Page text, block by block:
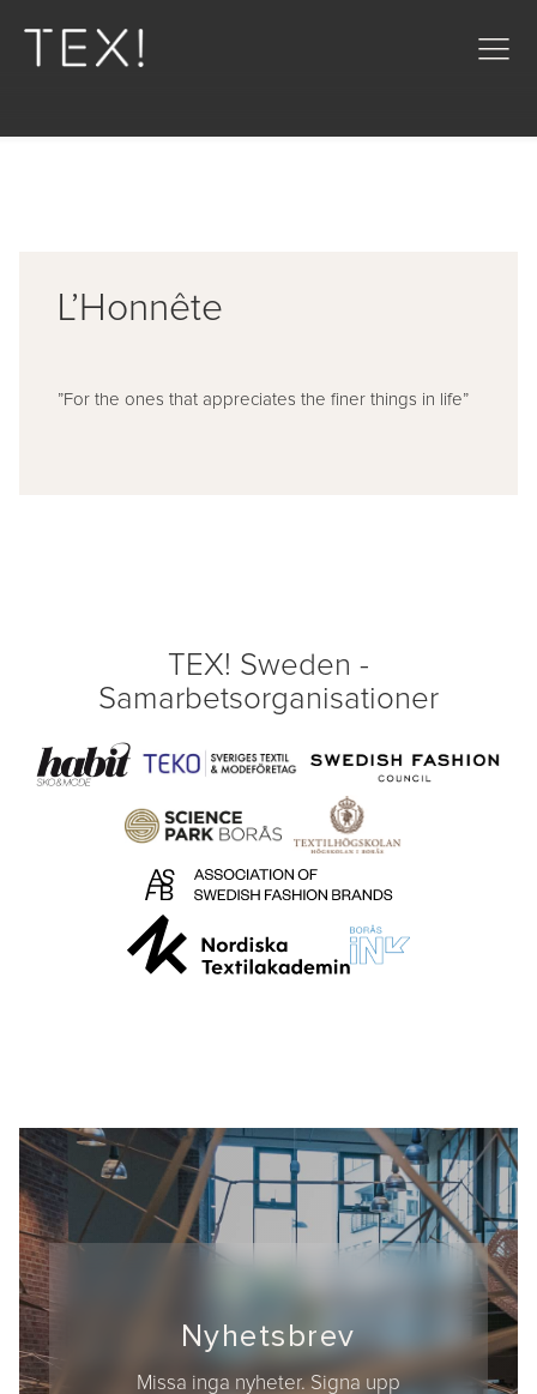
L’Honnête
”For the ones that appreciates the finer things in life”
TEX! Sweden -
Samarbetsorganisationer
Nyhetsbrev
Missa inga nyheter. Signa upp